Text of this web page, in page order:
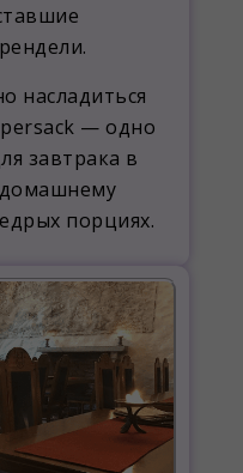
насладиться
— одно
завтрака в
порциях.